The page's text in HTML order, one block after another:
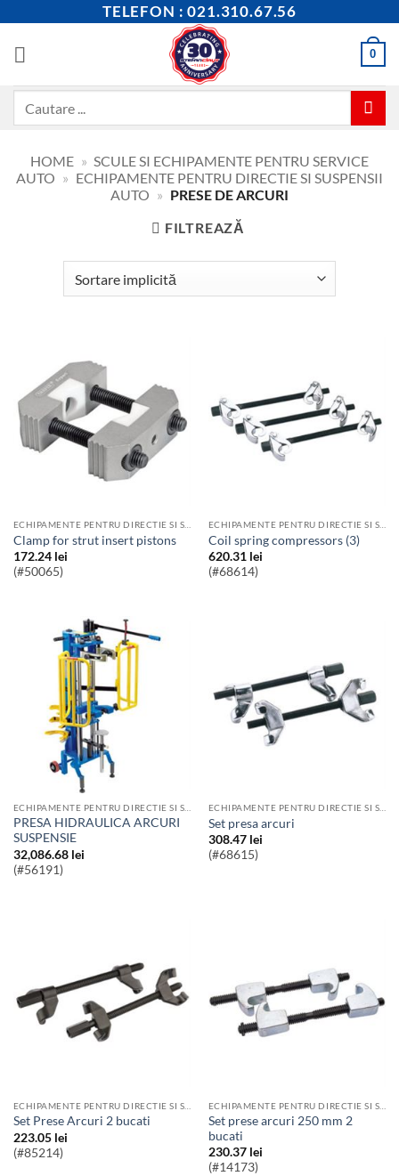
content
TELEFON : 021.310.67.56
0
HOME » SCULE SI ECHIPAMENTE PENTRU SERVICE
AUTO » ECHIPAMENTE PENTRU DIRECTIE SI SUSPENSII
AUTO » PRESE DE ARCURI
FILTREAZĂ
Clamp for strut insert pistons
172.24 lei
(#50065)
coil spring compressors (3)
620.31 lei
(#68614)
ECHIPAMENTE PENTRU DIRECTIE SI SUSPENSII AUTO
PRESA HIDRAULICA ARCURI
SUSPENSIE
32,086.68 lei
(#56191)
ECHIPAMENTE PENTRU DIRECTIE SI SUSPENSII AUTO
Set presa arcuri
308.47 lei
(#68615)
Set Prese Arcuri 2 bucati
223.05 lei
(#85214)
Set prese arcuri 250 mm 2
bucati
230.37 lei
(#14173)